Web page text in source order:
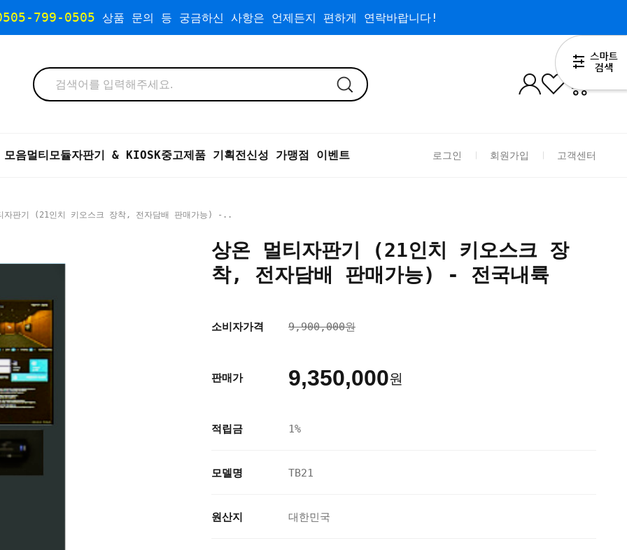
799-0505 상품 문의 등 궁금하신 사항은 언제든지 편하게 연락바랍니다!
모음멀티모듈자판기 & KIOSK중고제품 기획전신성 가맹점 이벤트 로그인 회원가입 고객센터
자판기 (21인치 키오스크 장착, 전자담배 판매가능) -..
상온 멀티자판기 (21인치 키오스크 장
착, 전자담배 판매가능) - 전국내륙
소비자가격 9,900,000원
판매가 9,350,000원
적립금 1%
모델명 TB21
원산지 대한민국